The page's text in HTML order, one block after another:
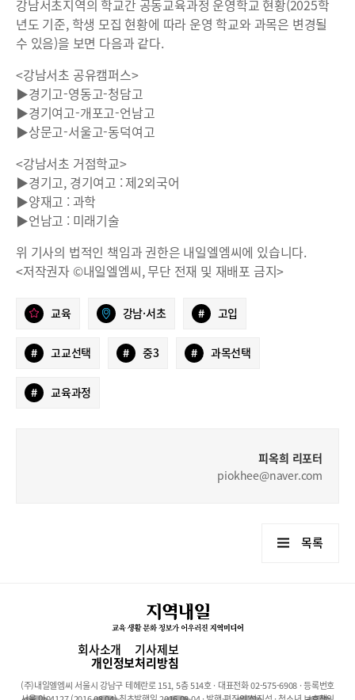
강남서초지역의 학교간 공동교육과정 운영학교 현황(2025학
년도 기준, 학생 모집 현황에 따라 운영 학교와 과목은 변경될
수 있음)을 보면 다음과 같다.
<강남서초 공유캠퍼스>
▶경기고-영동고-청담고
▶경기여고-개포고-언남고
▶상문고-서울고-동덕여고
<강남서초 거점학교>
▶경기고, 경기여고 : 제2외국어
▶양재고 : 과학
▶언남고 : 미래기술
위 기사의 법적인 책임과 권한은 내일엘엠씨에 있습니다.
<저작권자 ©내일엘엠씨, 무단 전재 및 재배포 금지>
교육 강남·서초 # 고입
# 고교선택 # 중3 # 과목선택
# 교육과정
피옥희 리포터
piokhee@naver.com
목록
회사소개 기사제보
개인정보처리방침
(주)내일엘엠씨 서울시 강남구 테헤란로 151, 5층 514호 · 대표전화 02-575-6908 · 등록번호